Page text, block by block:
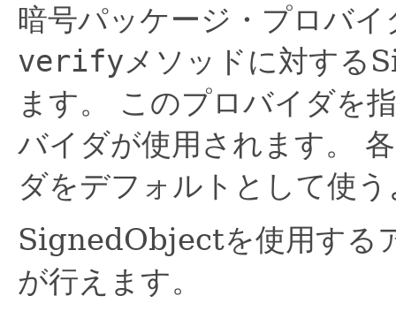
暗号パッケージ・プロバ
verifyメソッドに対する
ます。
このプロバイダを
バイダが使用されます。
ダをデフォルトとして使
SignedObjectを使用する
が行えます。